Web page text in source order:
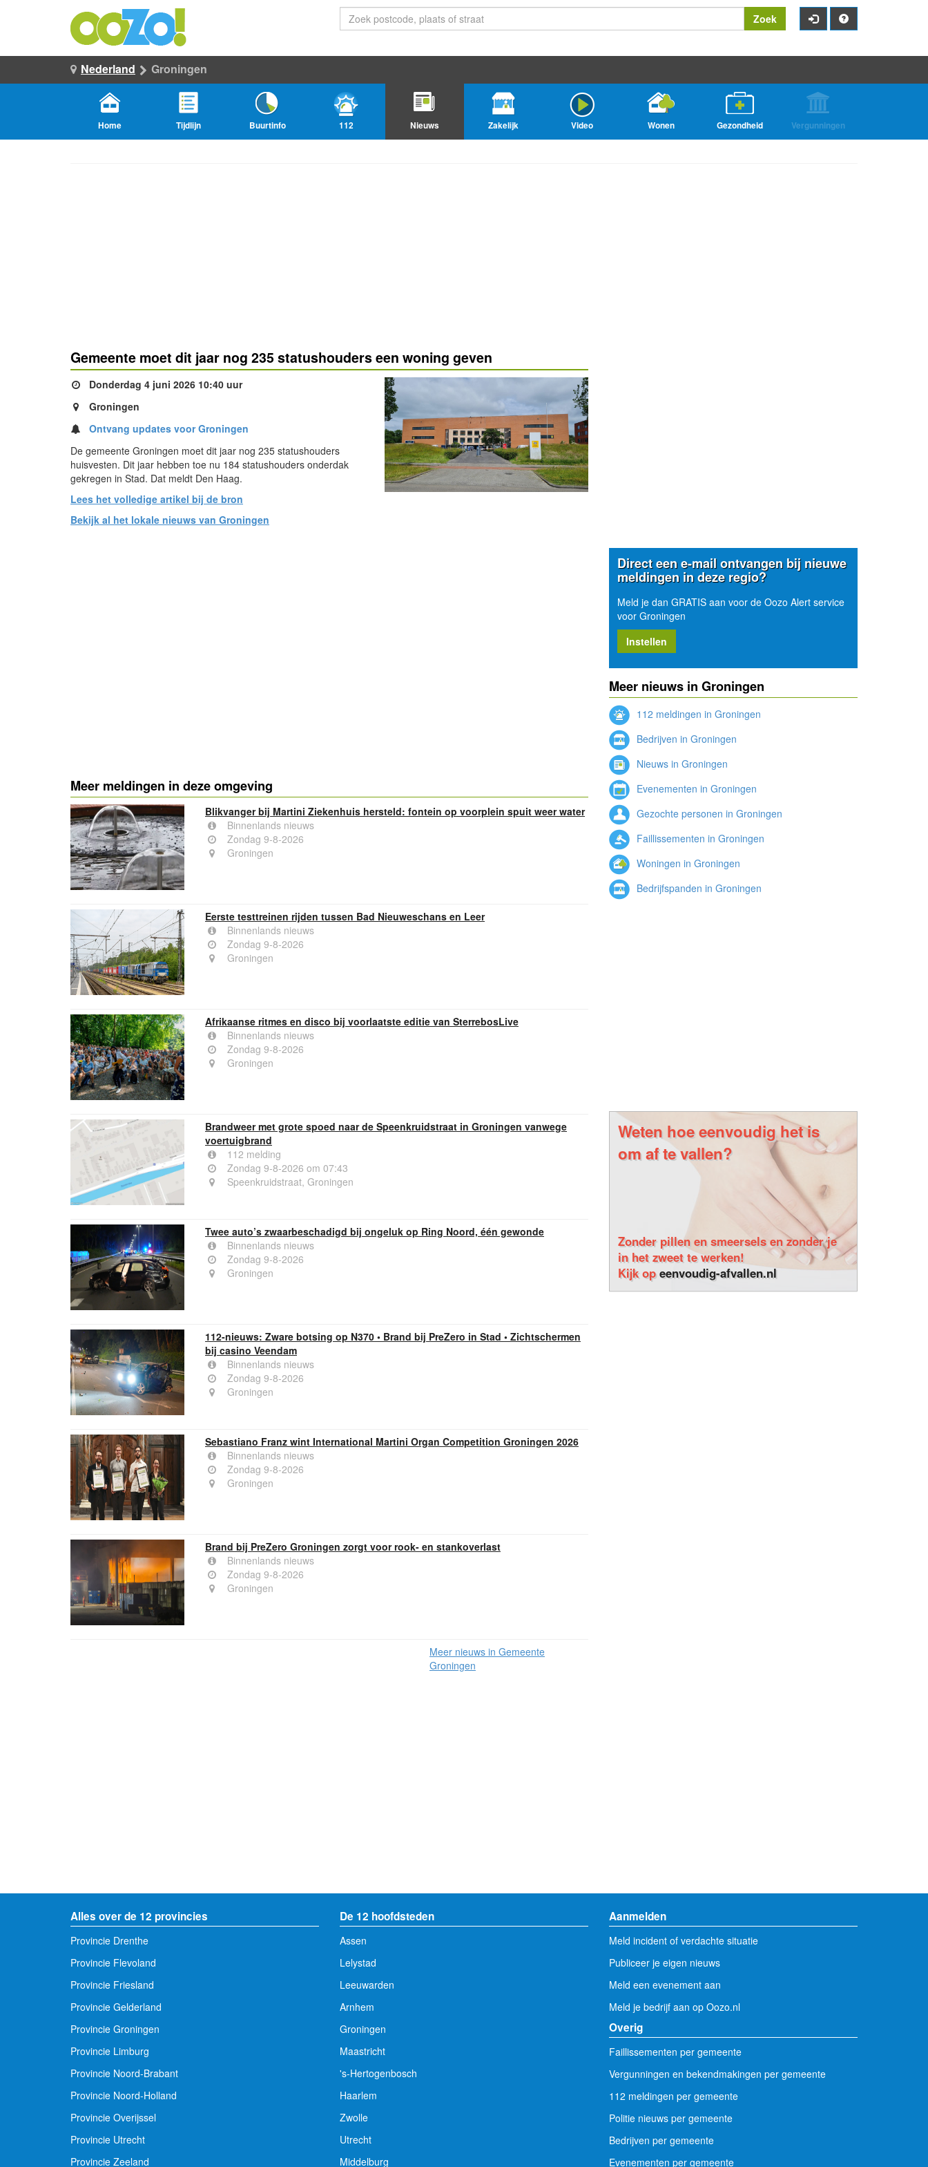
Zoek
Nederland Groningen
Home Tijdlijn Buurtinfo 112 Nieuws Zakelijk Video Wonen Gezondheid Vergunningen
Gemeente moet dit jaar nog 235 statushouders een woning geven
Donderdag 4 juni 2026 10:40 uur
Groningen
Ontvang updates voor Groningen
De gemeente Groningen moet dit jaar nog 235 statushouders
huisvesten. Dit jaar hebben toe nu 184 statushouders onderdak
gekregen in Stad. Dat meldt Den Haag.
Lees het volledige artikel bij de bron
Bekijk al het lokale nieuws van Groningen
Meer meldingen in deze omgeving
Blikvanger bij Martini Ziekenhuis hersteld: fontein op voorplein spuit weer water
Binnenlands nieuws
Zondag 9-8-2026
Groningen
Eerste testtreinen rijden tussen Bad Nieuweschans en Leer
Binnenlands nieuws
Zondag 9-8-2026
Groningen
Afrikaanse ritmes en disco bij voorlaatste editie van SterrebosLive
Binnenlands nieuws
Zondag 9-8-2026
Groningen
Brandweer met grote spoed naar de Speenkruidstraat in Groningen vanwege
voertuigbrand
112 melding
Zondag 9-8-2026 om 07:43
Speenkruidstraat, Groningen
Twee auto’s zwaarbeschadigd bij ongeluk op Ring Noord, één gewonde
Binnenlands nieuws
Zondag 9-8-2026
Groningen
112-nieuws: Zware botsing op N370 • Brand bij PreZero in Stad • Zichtschermen
bij casino Veendam
Binnenlands nieuws
Zondag 9-8-2026
Groningen
Sebastiano Franz wint International Martini Organ Competition Groningen 2026
Binnenlands nieuws
Zondag 9-8-2026
Groningen
Brand bij PreZero Groningen zorgt voor rook- en stankoverlast
Binnenlands nieuws
Zondag 9-8-2026
Groningen
Meer nieuws in Gemeente
Groningen
Direct een e-mail ontvangen bij nieuwe
meldingen in deze regio?
Meld je dan GRATIS aan voor de Oozo Alert service
voor Groningen
Instellen
Meer nieuws in Groningen
112 meldingen in Groningen
Bedrijven in Groningen
Nieuws in Groningen
Evenementen in Groningen
Gezochte personen in Groningen
Faillissementen in Groningen
Woningen in Groningen
Bedrijfspanden in Groningen
Weten hoe eenvoudig het is
om af te vallen?
Zonder pillen en smeersels en zonder je
in het zweet te werken!
Kijk opeenvoudig-afvallen.nl
Alles over de 12 provincies
Provincie Drenthe
Provincie Flevoland
Provincie Friesland
Provincie Gelderland
Provincie Groningen
Provincie Limburg
Provincie Noord-Brabant
Provincie Noord-Holland
Provincie Overijssel
Provincie Utrecht
Provincie Zeeland
De 12 hoofdsteden
Assen
Lelystad
Leeuwarden
Arnhem
Groningen
Maastricht
's-Hertogenbosch
Haarlem
Zwolle
Utrecht
Middelburg
Aanmelden
Meld incident of verdachte situatie
Publiceer je eigen nieuws
Meld een evenement aan
Meld je bedrijf aan op Oozo.nl
Overig
Faillissementen per gemeente
Vergunningen en bekendmakingen per gemeente
112 meldingen per gemeente
Politie nieuws per gemeente
Bedrijven per gemeente
Evenementen per gemeente